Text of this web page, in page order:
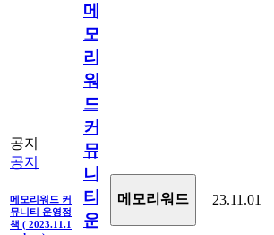
공지
공지
메모리워드 커
뮤니티 운영정
책 ( 2023.11.1
메
모
리
워
드
커
뮤
니
티
운
메모리워드 23.11.01